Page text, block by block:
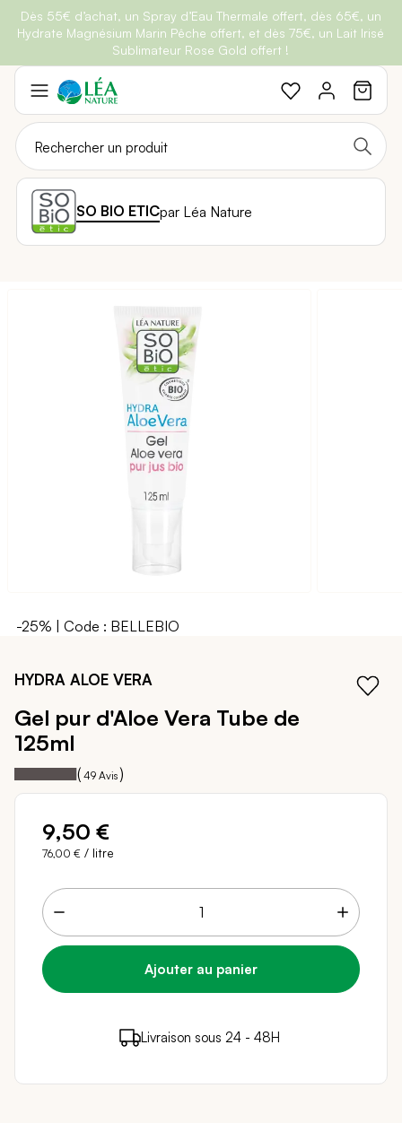
Belle semaine : Profitez de-25% + Livraison offertedès 30€
d'achat avec le codeBELLEBIO
BRADERIE :-40% sur une sélection de produits
Dès 55€ d’achat, un Spray d’Eau Thermale offert, dès 65€, un
Hydrate Magnésium Marin Pêche offert, et dès 75€, un Lait Irisé
Sublimateur Rose Gold offert !
Aller
contenu
SO BIO ETICpar Léa Nature
-25% | Code : BELLEBIO
début
Galerie
HYDRA ALOE VERA
Gel pur d'Aloe Vera Tube de
125ml
Notation: 98
% of 100
( 49 Avis )
9,50 €
76,00 € / litre
9 points de fidélité ( 0,18 € )en achetant ce
Livraison sous 24 - 48H
Paiement sécurisé